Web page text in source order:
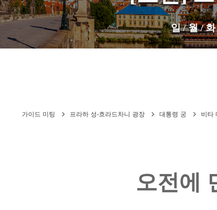
일 / 월 /
가이드 미팅 프라하 성-흐라드차니 광장 대통령 궁 비타
오전에